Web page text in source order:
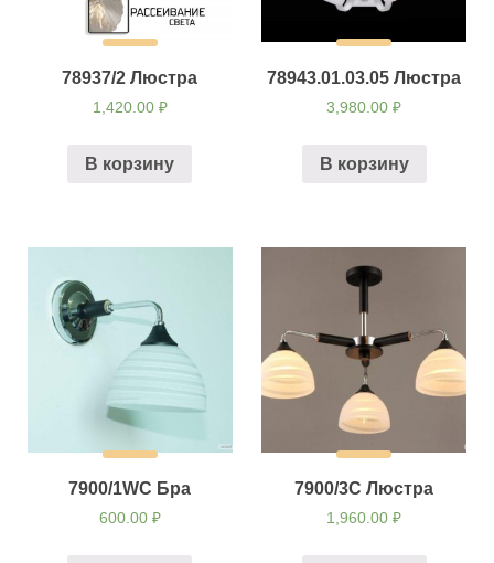
78937/2 Люстра
1,420.00 ₽
В корзину
78943.01.03.05 Люстра
3,980.00₽
В корзину
7900/1WC Бра
600.00 ₽
7900/3C Люстра
1,960.00₽